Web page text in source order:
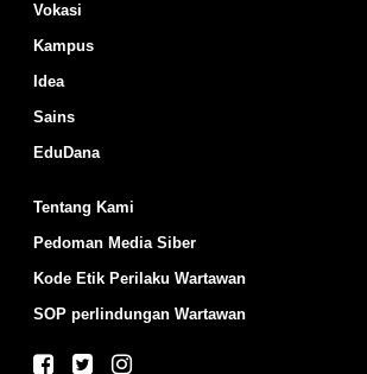
Vokasi
Kampus
Idea
Sains
EduDana
Tentang Kami
Pedoman Media Siber
Kode Etik Perilaku Wartawan
SOP perlindungan Wartawan